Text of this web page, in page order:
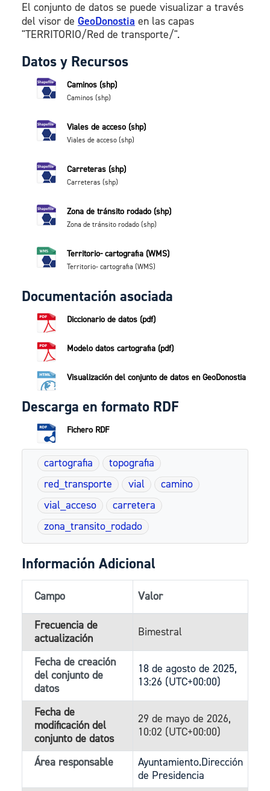
El conjunto de datos se puede visualizar a través
del visor de GeoDonostia en las capas
"TERRITORIO/Red de transporte/".
Datos y Recursos
Caminos (shp)
Caminos (shp)
Viales de acceso (shp)
Viales de acceso (shp)
Carreteras (shp)
Carreteras (shp)
Zona de tránsito rodado (shp)
Zona de tránsito rodado (shp)
Territorio- cartografia (WMS)
Territorio- cartografia (WMS)
Documentación asociada
Diccionario de datos (pdf)
Modelo datos cartografia (pdf)
Visualización del conjunto de datos en GeoDonostia
Descarga en formato RDF
Fichero RDF
cartografia
topografia
red_transporte
vial
camino
vial_acceso
carretera
zona_transito_rodado
Información Adicional
Campo Valor
Frecuencia de
actualización
Bimestral
Fecha de creación
del conjunto de
datos
18 de agosto de 2025,
13:26 (UTC+00:00)
Fecha de
modificación del
conjunto de datos
29 de mayo de 2026,
10:02 (UTC+00:00)
Área responsable
Ayuntamiento.Dirección
de Presidencia